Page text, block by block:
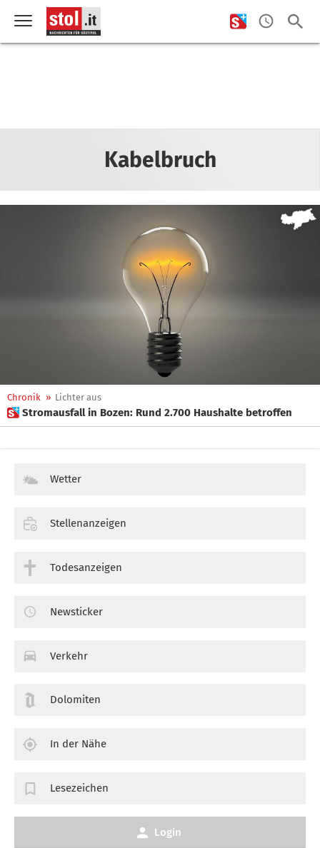
Kabelbruch
Chronik » Lichter aus
 Stromausfall in Bozen: Rund 2.700 Haushalte betroffen
Wetter
Stellenanzeigen
Todesanzeigen
Newsticker
Verkehr
Dolomiten
In der Nähe
Lesezeichen
Login